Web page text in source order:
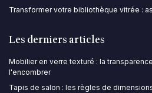
Transformer votre bibliothèque vitrée :
Les derniers articles
Mobilier en verre texturé : la
l'encombrer
Tapis de salon : les règles de